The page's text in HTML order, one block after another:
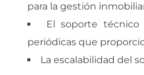
para la gestión
El soporte técnico
periódicas que
La escalabilidad del